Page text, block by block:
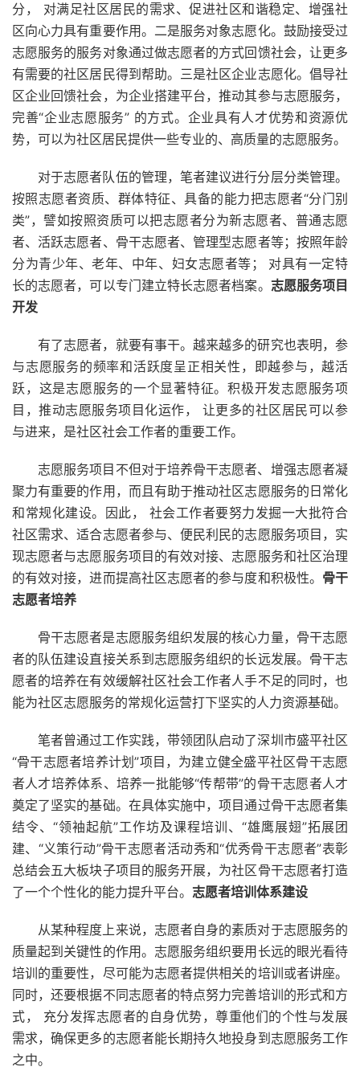
分， 对满足社区居民的需求、促进社区和谐稳定、增强社
区向心力具有重要作用。二是服务对象志愿化。鼓励接受过
志愿服务的服务对象通过做志愿者的方式回馈社会，让更多
有需要的社区居民得到帮助。三是社区企业志愿化。倡导社
区企业回馈社会，为企业搭建平台，推动其参与志愿服务，
完善“企业志愿服务” 的方式。企业具有人才优势和资源优
势，可以为社区居民提供一些专业的、高质量的志愿服务。
对于志愿者队伍的管理，笔者建议进行分层分类管理。
按照志愿者资质、群体特征、具备的能力把志愿者“分门别
类”，譬如按照资质可以把志愿者分为新志愿者、普通志愿
者、活跃志愿者、骨干志愿者、管理型志愿者等；按照年龄
分为青少年、老年、中年、妇女志愿者等； 对具有一定特
长的志愿者，可以专门建立特长志愿者档案。 志愿服务项目
开发
有了志愿者，就要有事干。越来越多的研究也表明，参
与志愿服务的频率和活跃度呈正相关性，即越参与，越活
跃，这是志愿服务的一个显著特征。积极开发志愿服务项
目，推动志愿服务项目化运作， 让更多的社区居民可以参
与进来，是社区社会工作者的重要工作。
志愿服务项目不但对于培养骨干志愿者、增强志愿者凝
聚力有重要的作用，而且有助于推动社区志愿服务的日常化
和常规化建设。因此， 社会工作者要努力发掘一大批符合
社区需求、适合志愿者参与、便民利民的志愿服务项目，实
现志愿者与志愿服务项目的有效对接、志愿服务和社区治理
的有效对接，进而提高社区志愿者的参与度和积极性。 骨干
志愿者培养
骨干志愿者是志愿服务组织发展的核心力量，骨干志愿
者的队伍建设直接关系到志愿服务组织的长远发展。骨干志
愿者的培养在有效缓解社区社会工作者人手不足的同时，也
能为社区志愿服务的常规化运营打下坚实的人力资源基础。
笔者曾通过工作实践，带领团队启动了深圳市盛平社区
“骨干志愿者培养计划”项目，为建立健全盛平社区骨干志愿
者人才培养体系、培养一批能够“传帮带”的骨干志愿者人才
奠定了坚实的基础。在具体实施中，项目通过骨干志愿者集
结令、“领袖起航”工作坊及课程培训、“雄鹰展翅”拓展团
建、“义策行动”骨干志愿者活动秀和“优秀骨干志愿者”表彰
总结会五大板块子项目的服务开展，为社区骨干志愿者打造
了一个个性化的能力提升平台。 志愿者培训体系建设
从某种程度上来说，志愿者自身的素质对于志愿服务的
质量起到关键性的作用。志愿服务组织要用长远的眼光看待
培训的重要性，尽可能为志愿者提供相关的培训或者讲座。
同时，还要根据不同志愿者的特点努力完善培训的形式和方
式， 充分发挥志愿者的自身优势，尊重他们的个性与发展
需求，确保更多的志愿者能长期持久地投身到志愿服务工作
之中。